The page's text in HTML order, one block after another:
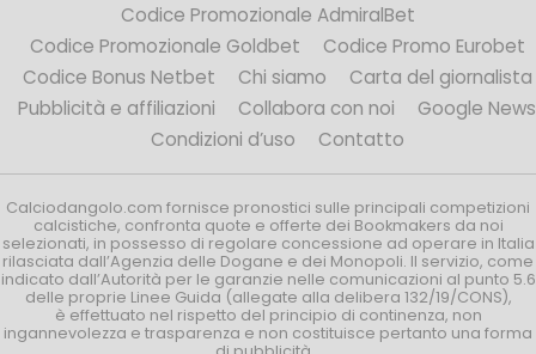
Codice Promozionale AdmiralBet
Codice Promozionale Goldbet
Codice Promo Eurobet
Codice Bonus Netbet
Chi siamo
Carta del giornalista
Pubblicità e affiliazioni
Collabora con noi
Google News
Condizioni d’uso
Contatto
Calciodangolo.com fornisce pronostici sulle principali competizioni
calcistiche, confronta quote e offerte dei Bookmakers da noi
selezionati, in possesso di regolare concessione ad operare in Italia
rilasciata dall’Agenzia delle Dogane e dei Monopoli. Il servizio, come
indicato dall’Autorità per le garanzie nelle comunicazioni al punto 5.6
delle proprie Linee Guida (allegate alla delibera 132/19/CONS),
è effettuato nel rispetto del principio di continenza, non
ingannevolezza e trasparenza e non costituisce pertanto una forma